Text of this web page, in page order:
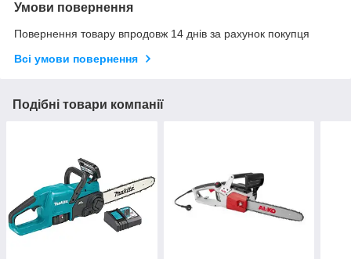
Умови повернення
Повернення товару впродовж 14 днів за рахунок покупця
Всі умови повернення
Подібні товари компанії